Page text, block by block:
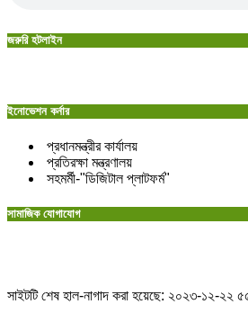
জরুরি হটলাইন
ইনোভেশন কর্নার
প্রধানমন্ত্রীর কার্যালয়
প্রতিরক্ষা মন্ত্রণালয়
সহমর্মী-"ডিজিটাল প্লাটফর্ম"
সামাজিক যোগাযোগ
সাইটটি শেষ হাল-নাগাদ করা হয়েছে: ২০২৩-১২-২২